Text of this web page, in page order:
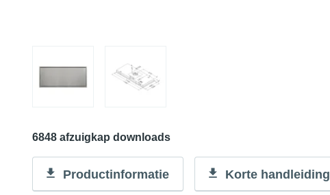
6848 afzuigkap downloads
Productinformatie Korte handleiding